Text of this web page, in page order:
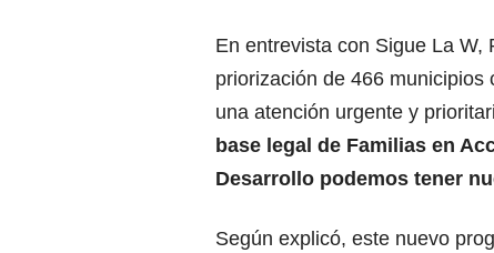
En entrevista con Sigue La
priorización de 466
una atención urgente y
base legal de Familias en
Desarrollo podemos tener
Según explicó, este nuevo